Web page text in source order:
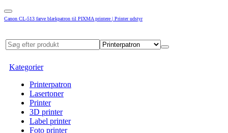
Canon CL-513 farve blækpatron til PIXMA printere | Printer udstyr
Kategorier
Printerpatron
Lasertoner
Printer
3D printer
Label printer
Foto printer